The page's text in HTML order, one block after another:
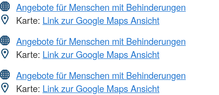
Angebote für Menschen mit Behinderungen
Karte: Link zur Google Maps Ansicht
Angebote für Menschen mit Behinderungen
Karte: Link zur Google Maps Ansicht
Angebote für Menschen mit Behinderungen
Karte: Link zur Google Maps Ansicht